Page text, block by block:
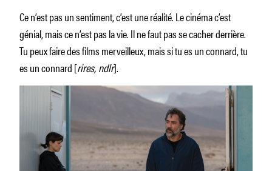
Ce n’est pas un sentiment, c’est une réalité. Le cinéma c’est
génial, mais ce n’est pas la vie. Il ne faut pas se cacher derrière.
Tu peux faire des films merveilleux, mais si tu es un connard, tu
es un connard [rires, ndlr].